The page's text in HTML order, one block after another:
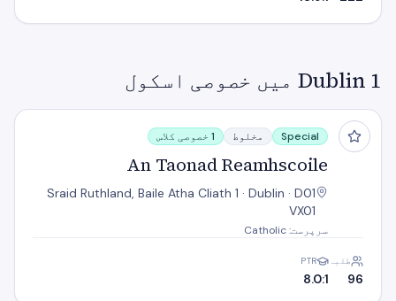
Dublin 1 میں خصوصی اسکول
An Taonad Reamhscoile
Special مخلوط 1 خصوصی کلاس
An Taonad Reamhscoile
Sraid Ruthland, Baile Atha Cliath 1 · Dublin · D01
VX01
سرپرست: Catholic
طلبہ
96
PTR
8.0:1